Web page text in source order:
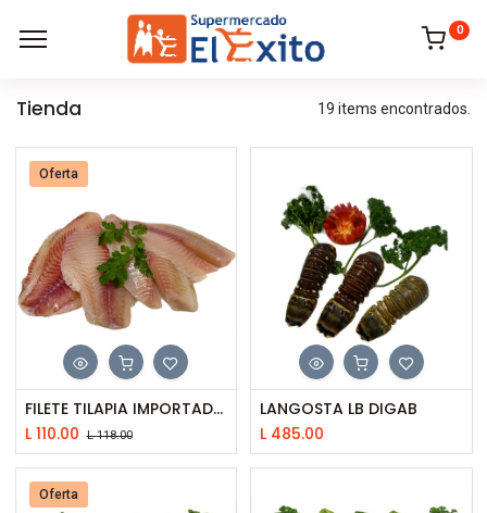
0
Tienda 19 items encontrados.
FILETE TILAPIA IMPORTADO LIBRA
L 110.00 L118.00
Oferta
LANGOSTA LB DIGAB
L 485.00
Oferta